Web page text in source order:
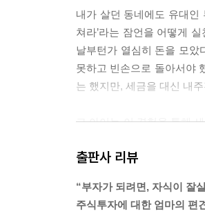
내가 살던 동네에도 유대인
쳐라’라는 잠언을 어떻게
날부턴가 열심히 돈을 모았
못하고 빈손으로 돌아서야
는 했지만, 세금을 대신 내
그 아이는 이 경험을 통해
--- 「돈에 대해 가르쳐라」
주식에 투자하면 내가 가
나를 위해서도 일을 하는
출판사 리뷰
“부자가 되려면, 자식이 잘
주식투자에 대한 엄마의 편